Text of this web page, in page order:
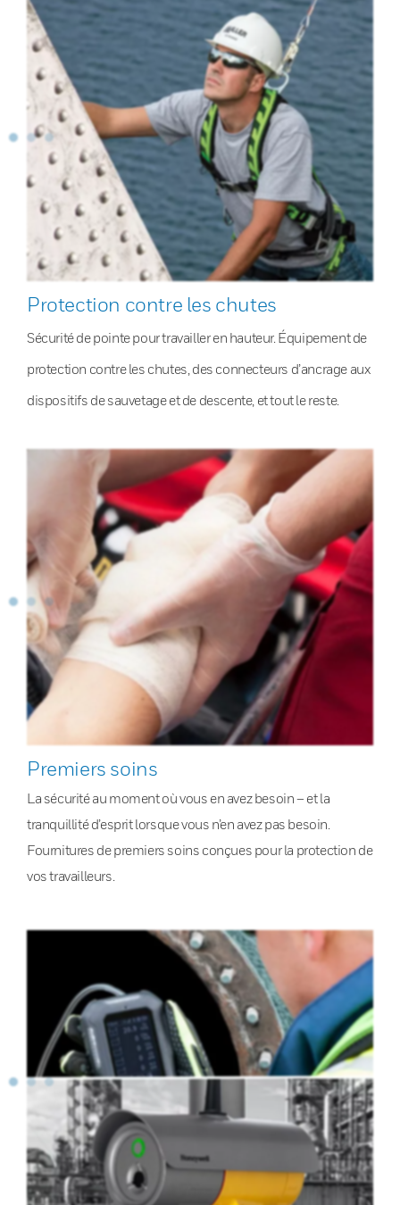
Protection contre les chutes
Sécurité de pointe pour travailler en hauteur. Équipement de
protection contre les chutes, des connecteurs d’ancrage aux
dispositifs de sauvetage et de descente, et tout le reste.
Premiers soins
La sécurité au moment où vous en avez besoin – et la
tranquillité d’esprit lorsque vous n’en avez pas besoin.
Fournitures de premiers soins conçues pour la protection de
vos travailleurs.